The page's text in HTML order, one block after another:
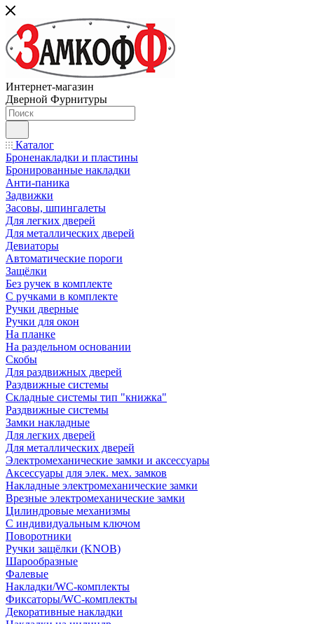
Интернет-магазин
Дверной Фурнитуры
Каталог
Броненакладки и пластины
Бронированные накладки
Анти-паника
Задвижки
Засовы, шпингалеты
Для легких дверей
Для металлических дверей
Девиаторы
Автоматические пороги
Защёлки
Без ручек в комплекте
С ручками в комплекте
Ручки дверные
Ручки для окон
На планке
На раздельном основании
Скобы
Для раздвижных дверей
Раздвижные системы
Складные системы тип "книжка"
Раздвижные системы
Замки накладные
Для легких дверей
Для металлических дверей
Электромеханические замки и аксессуары
Аксессуары для элек. мех. замков
Накладные электромеханические замки
Врезные электромеханические замки
Цилиндровые механизмы
С индивидуальным ключом
Поворотники
Ручки защёлки (KNOB)
Шарообразные
Фалевые
Накладки/WC-комплекты
Фиксаторы/WC-комплекты
Декоративные накладки